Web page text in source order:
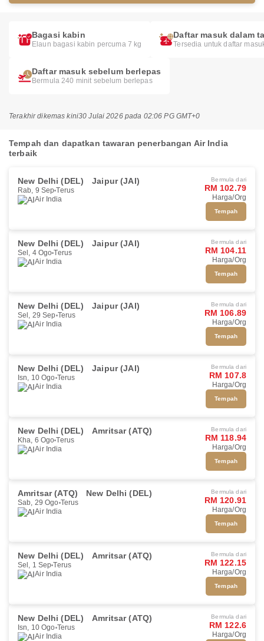
Bagasi kabin
Elaun bagasi kabin percuma 7 kg
Daftar masuk dalam
Tersedia untuk daftar
Daftar masuk sebelum berlepas
Bermula 240 minit sebelum berlepas
Terakhir dikemas kini30 Julai 2026 pada 02:06 PG GMT+0
Tempah dan dapatkan tawaran penerbangan Air India
terbaik
New Delhi (DEL) Jaipur (JAI)
Rab, 9 Sep Terus
Air India
Bermula dari
RM 102.79
Harga/Org
Tempah
New Delhi (DEL) Jaipur (JAI)
Sel, 4 Ogo Terus
Air India
Bermula dari
RM 104.11
Harga/Org
Tempah
New Delhi (DEL) Jaipur (JAI)
Sel, 29 Sep Terus
Air India
Bermula dari
RM 106.89
Harga/Org
Tempah
New Delhi (DEL) Jaipur (JAI)
Isn, 10 Ogo Terus
Air India
Bermula dari
RM 107.8
Harga/Org
Tempah
New Delhi (DEL) Amritsar (ATQ)
Kha, 6 Ogo Terus
Air India
Bermula dari
RM 118.94
Harga/Org
Tempah
Amritsar (ATQ) New Delhi (DEL)
Sab, 29 Ogo Terus
Air India
Bermula dari
RM 120.91
Harga/Org
Tempah
New Delhi (DEL) Amritsar (ATQ)
Sel, 1 Sep Terus
Air India
Bermula dari
RM 122.15
Harga/Org
Tempah
New Delhi (DEL) Amritsar (ATQ)
Isn, 10 Ogo Terus
Air India
Bermula dari
RM 122.6
Harga/Org